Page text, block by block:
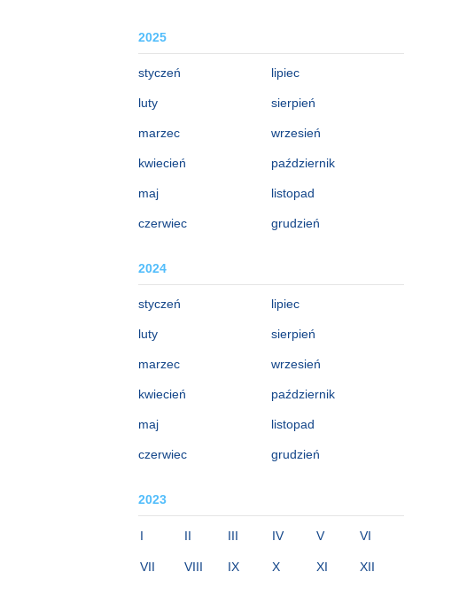
2025
styczeń
luty
marzec
kwiecień
maj
czerwiec
lipiec
sierpień
wrzesień
październik
listopad
grudzień
2024
styczeń
luty
marzec
kwiecień
maj
czerwiec
lipiec
sierpień
wrzesień
październik
listopad
grudzień
2023
I II III IV V VI
VII VIII IX X XI XII